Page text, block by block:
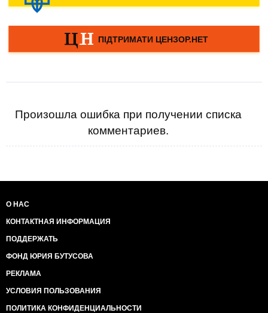
Произошла ошибка при получении списка
комментариев.
О НАС
КОНТАКТНАЯ ИНФОРМАЦИЯ
ПОДДЕРЖАТЬ
ФОНД ЮРИЯ БУТУСОВА
РЕКЛАМА
УСЛОВИЯ ПОЛЬЗОВАНИЯ
ПОЛИТИКА КОНФИДЕНЦИАЛЬНОСТИ